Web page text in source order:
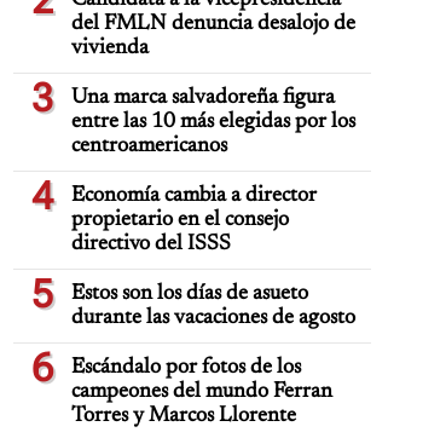
del FMLN denuncia desalojo de
vivienda
3
Una marca salvadoreña figura
entre las 10 más elegidas por los
centroamericanos
4
Economía cambia a director
propietario en el consejo
directivo del ISSS
5
Estos son los días de asueto
durante las vacaciones de agosto
6
Escándalo por fotos de los
campeones del mundo Ferran
Torres y Marcos Llorente